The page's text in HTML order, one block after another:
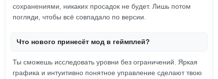
сохранениями, никаких просадок не будет. Лишь потом
погляди, чтобы всё совпадало по версии.
Что нового принесёт мод в геймплей?
Ты сможешь исследовать уровни без ограничений. Яркая
графика и интуитивно понятное управление сделают твою